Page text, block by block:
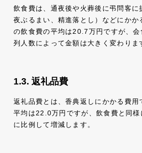
飲食費は、通夜後や火葬後に弔問客に
夜ぶるまい、精進落とし）などにかか
の飲食費の平均は20.7万円ですが、会
列人数によって金額は大きく変わりま
返礼品費
返礼品費とは、香典返しにかかる費用
平均は22.0万円ですが、飲食費と同様
に比例して増減します。